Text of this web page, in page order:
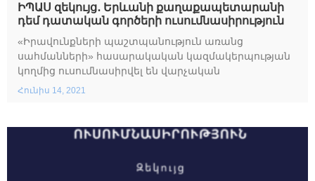
ԻՊԱՍ զեկույց․ Երևանի քաղաքապետարանի
դեմ դատական գործերի ուսումնասիրություն
Հունիս 14, 2021
«Իրավունքների պաշտպանություն առանց
սահմանների» հասարակական կազմակերպության
կողմից ուսումնասիրվել են վարչական